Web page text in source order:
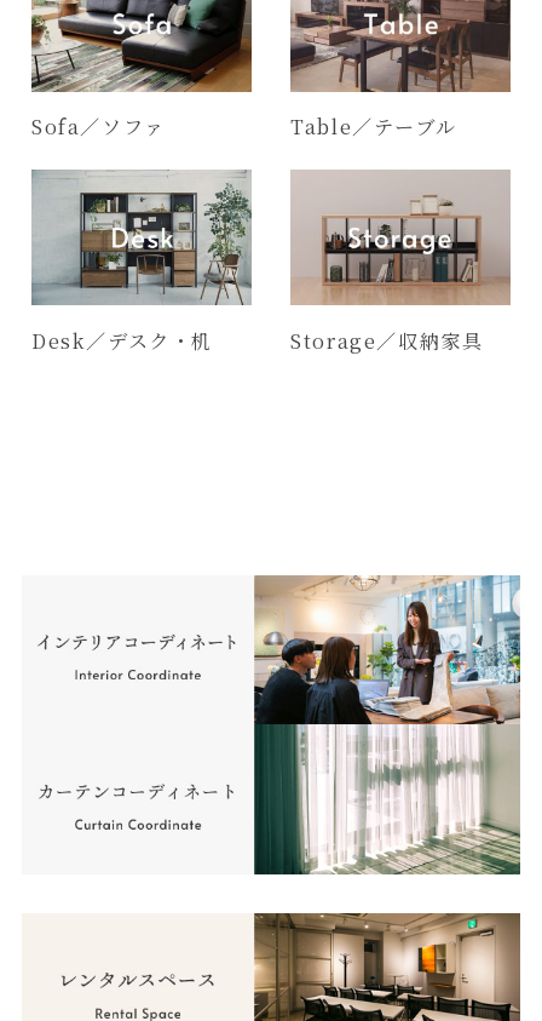
Sofa／ソファ Table／テーブル
Desk／デスク・机 Storage／収納家具